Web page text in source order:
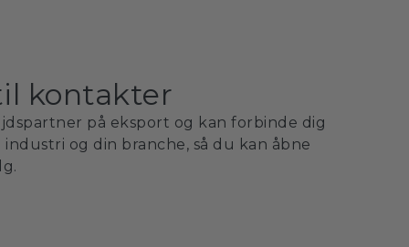
kontakter
på eksport og kan forbinde dig
og din branche, så du kan åbne